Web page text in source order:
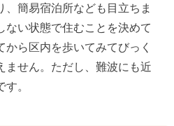
、簡易宿泊所なども目立ちま
ない状態で住むことを決めて
から区内を歩いてみてびっく
ません。ただし、難波にも近
。